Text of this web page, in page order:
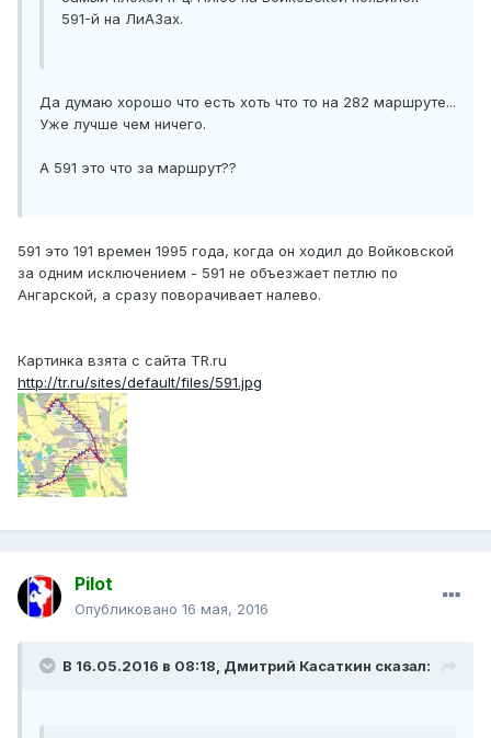
591-й на ЛиАЗах.
Да думаю хорошо что есть хоть что то на 282 маршруте...
Уже лучше чем ничего.
А 591 это что за маршрут??
591 это 191 времен 1995 года, когда он ходил до Войковской
за одним исключением - 591 не объезжает петлю по
Ангарской, а сразу поворачивает налево.
Картинка взята с сайта TR.ru
http://tr.ru/sites/default/files/591.jpg
Pilot
Опубликовано 16 мая, 2016
В 16.05.2016 в 08:18, Дмитрий Касаткин сказал: